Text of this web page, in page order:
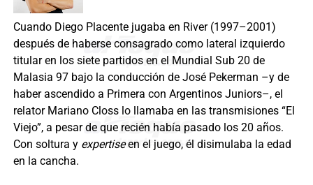
Cuando Diego Placente jugaba en River (1997–2001)
después de haberse consagrado como lateral izquierdo
titular en los siete partidos en el Mundial Sub 20 de
Malasia 97 bajo la conducción de José Pekerman –y de
haber ascendido a Primera con Argentinos Juniors–, el
relator Mariano Closs lo llamaba en las transmisiones “El
Viejo”, a pesar de que recién había pasado los 20 años.
Con soltura y expertiseen el juego, él disimulaba la edad
en la cancha.